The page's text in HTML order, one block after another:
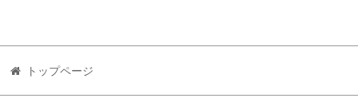
トップページ